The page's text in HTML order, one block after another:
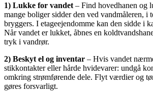
1) Lukke for vandet – Find hovedhanen og
mange boliger sidder den ved vandmåleren, i
bryggers. I etageejendomme kan den sidde i
Når vandet er lukket, åbnes en
tryk i vandrør.
2) Beskyt el og inventar – Hvis vandet
stikkontakter eller hårde hvidevarer: undgå
omkring strømførende dele. Flyt værdier og
gøres forsvarligt.